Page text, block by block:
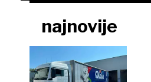
najnovije